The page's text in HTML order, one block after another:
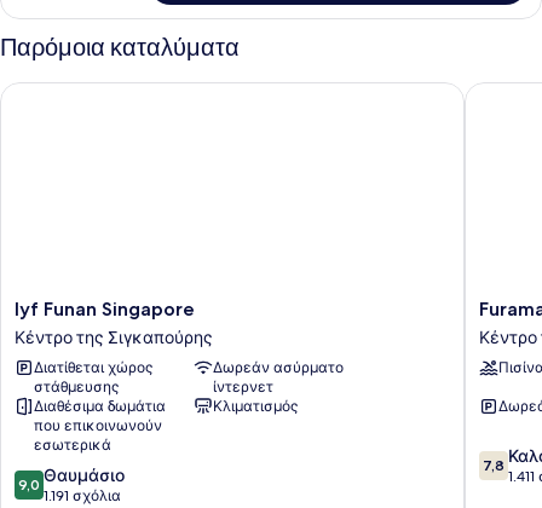
Δωμάτιο,
2
Μονά
Κρεβάτια
Παρόμοια καταλύματα
lyf
Funan
Singapore
Κέντρο
της
Σιγκαπούρης
lyf Funan Singapore
Κέντρο της Σιγκαπούρης
Διατίθεται χώρος
στάθμευσης
Δωρεάν ασύρματο
ίντερνετ
Διαθέσιμα δωμάτια
που επικοινωνούν
εσωτερικά
Κλιματισμός
9.0
στα
9,0 Θαυμάσιο
1.191 σχόλια
lyf Funan Singapore
Furama
City
Centre
Κέντρο
Κέντρο
7.8
στα
7,8
Furama